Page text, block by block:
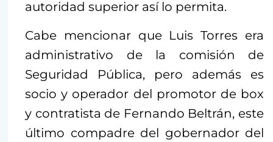
autoridad superior así lo permita.
Cabe mencionar que Luis Torres era
administrativo de la comisión de
Seguridad Pública, pero además es
socio y operador del promotor de box
y contratista de Fernando Beltrán, este
último compadre del gobernador del